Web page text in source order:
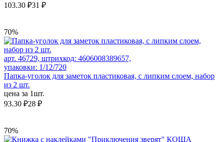
103.30 ₽31 ₽
70%
арт. 46729, штрихкод: 4606008389657,
упаковки: 1/12/720
Папка-уголок для заметок пластиковая, с липким слоем, набор
из 2 шт.
цена за 1шт.
93.30 ₽28 ₽
70%